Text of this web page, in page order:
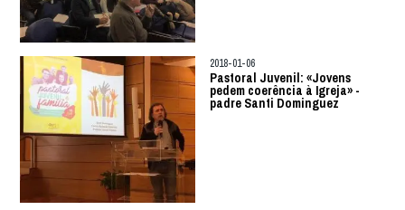
2018-01-06
Pastoral Juvenil: «Jovens
pedem coerência à Igreja» -
padre Santi Dominguez